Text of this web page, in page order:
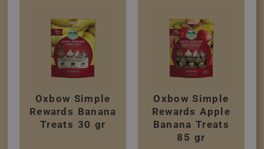
Oxbow Simple
Rewards Banana
Treats 30 gr
Oxbow Simple
Rewards Apple
Banana Treats
85 gr